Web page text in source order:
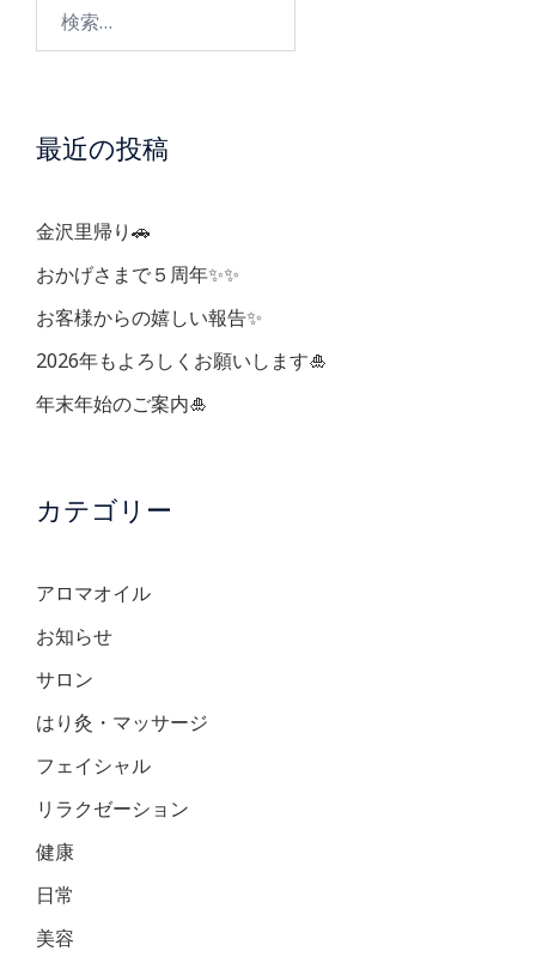
ゲ
シ
ョ
ン
最近の投稿
金沢里帰り🚗
おかげさまで５周年✨✨
お客様からの嬉しい報告✨
2026年もよろしくお願いします🎍
年末年始のご案内🎍
カテゴリー
アロマオイル
お知らせ
サロン
はり灸・マッサージ
フェイシャル
リラクゼーション
健康
日常
美容